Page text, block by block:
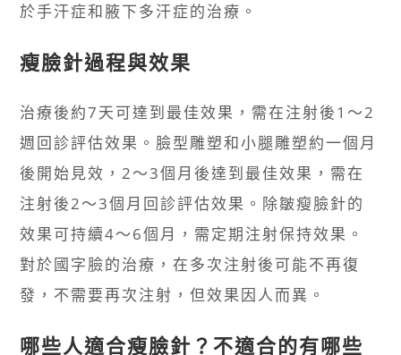
於手汗症和腋下多汗症的治療。
瘦臉針過程與效果
治療後約7天可達到最佳效果，需在注射後1～2
週回診評估效果。臉型雕塑和小腿雕塑約一個月
後開始見效，2～3個月後達到最佳效果，需在
注射後2～3個月回診評估效果。除皺瘦臉針的
效果可持續4～6個月，需定期注射保持效果。
對於國字臉的治療，在多次注射後可能不再復
發，不需要再次注射，但效果因人而異。
哪些人適合瘦臉針？不適合的有哪些